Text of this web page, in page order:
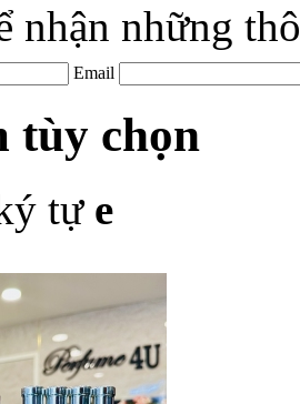
nhận những
Email
tùy chọn
tự e